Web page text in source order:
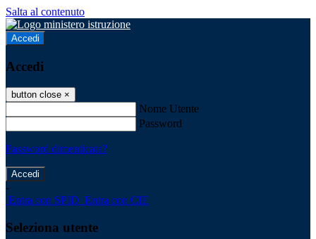
Salta al contenuto
Accedi
Accedi
button close ×
Nome Utente
Password
Password dimenticata?
-
Entra con SPID Entra con CIE
Seleziona utente